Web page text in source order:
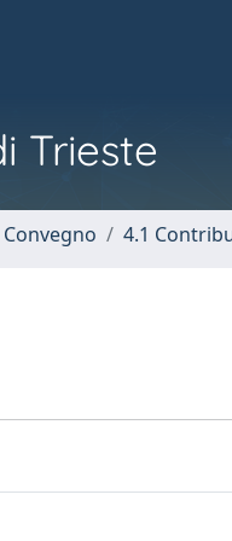
Trieste
4.1